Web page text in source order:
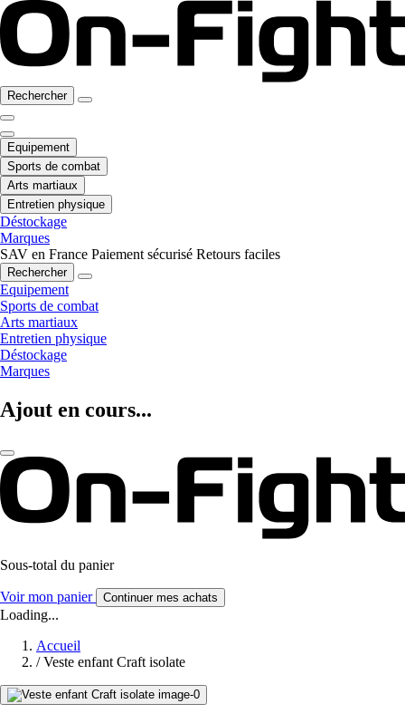
Rechercher
Equipement
Sports de combat
Arts martiaux
Entretien physique
Déstockage
Marques
SAV en France Paiement sécurisé Retours faciles
Rechercher
Equipement
Sports de combat
Arts martiaux
Entretien physique
Déstockage
Marques
Ajout en cours...
Sous-total du panier
Voir mon panier Continuer mes achats
Loading...
Accueil
/ Veste enfant Craft isolate